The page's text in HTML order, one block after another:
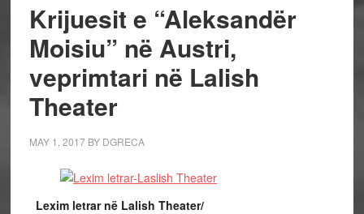
Krijuesit e “Aleksandër
Moisiu” në Austri,
veprimtari në Lalish
Theater
MAY 1, 2017BY DGRECA
Lexim letrar në Lalish Theater/